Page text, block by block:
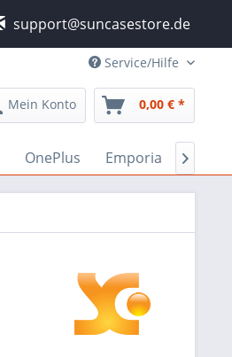
support@suncasestore.de
Service/Hilfe
Mein Konto 0,00 € *
OnePlus Emporia 